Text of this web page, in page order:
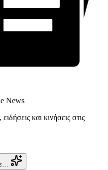
News
και κινήσεις στις